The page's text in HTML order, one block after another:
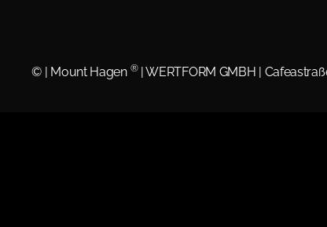
© | Mount Hagen ®| WERTFORM GMBH |